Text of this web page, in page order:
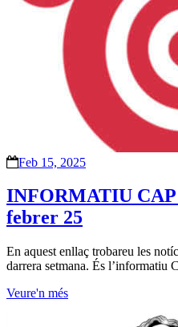
Feb 15, 2025
INFORMATIU
febrer 25
En aquest enllaç trobareu les
darrera setmana. És l’informatiu
Veure'n més